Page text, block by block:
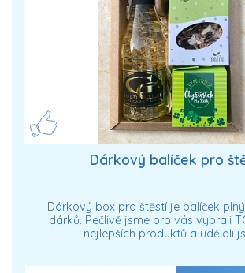
Dárkový balíček pro
Dárkový box pro štěstí je balíček
dárků. Pečlivě jsme pro vás vybrali
nejlepších produktů a udělali